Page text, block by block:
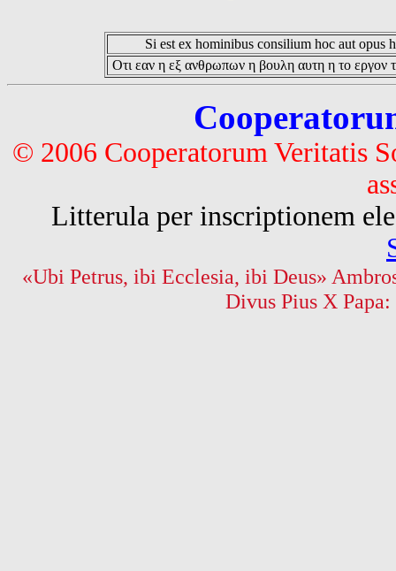
Si est ex hominibus consilium hoc aut opus
Οτι εαν η εξ ανθρωπων η βουλη αυτη η το εργον
© 2006 Cooperatorum Veritatis
Litterula per inscriptionem
«Ubi Petrus, ibi Ecclesia, ibi Deus»
Divus Pius X Papa: